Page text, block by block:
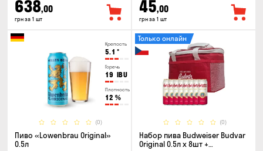
638,00
грн за 1 шт
45,00
грн за 1 шт
Крепость
5.1 °
Горечь
19 IBU
Плотность
12 %
(0)
Пиво «Lowenbrau Original»
0.5л
(0)
Только онлайн
Набор пива Budweiser Budvar
Original 0.5л x 8шт +